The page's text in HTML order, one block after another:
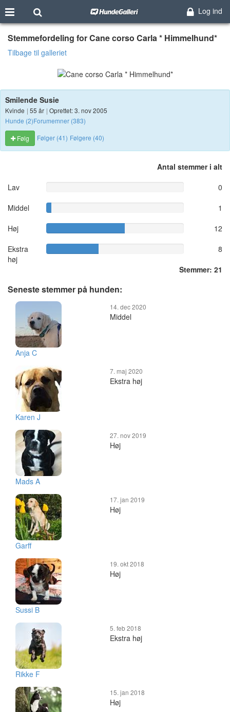
Log ind
Stemmefordeling for Cane corso Carla * Himmelhund*
Tilbage til galleriet
Smilende Susie
Kvinde | 55 år | Oprettet: 3. nov 2005
Hunde (2)Forumemner (383)
Følg
Følger (41) Følgere (40)
Antal stemmer i alt
Lav
0
Middel
1
Høj
12
Ekstra
høj
8
Stemmer: 21
Seneste stemmer på hunden:
Anja C
14. dec 2020
Middel
Karen J
7. maj 2020
Ekstra høj
Mads A
27. nov 2019
Høj
Garff
17. jan 2019
Høj
Sussi B
19. okt 2018
Høj
Rikke F
5. feb 2018
Ekstra høj
15. jan 2018
Høj